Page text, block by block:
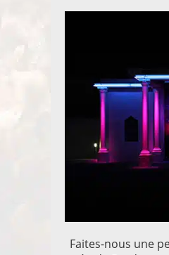
Faites-nous une